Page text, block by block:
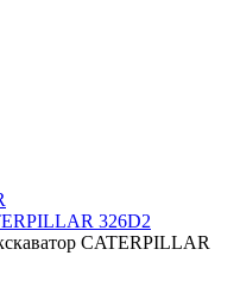
326D2
CATERPILLAR